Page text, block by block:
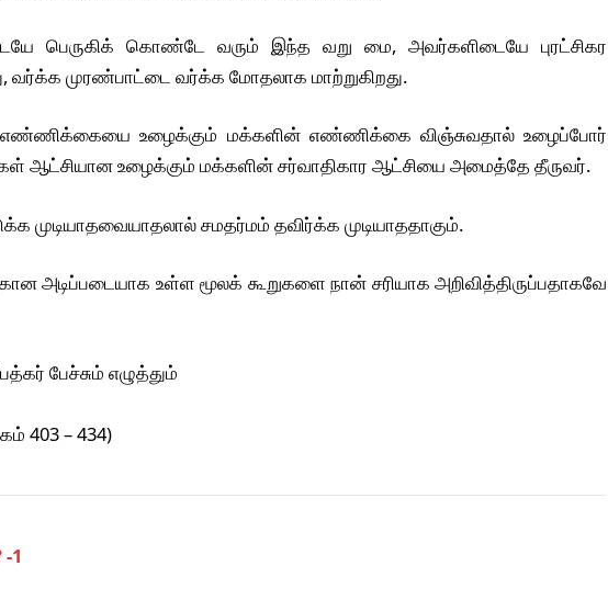
பெருகிக் கொண்டே வரும் இந்த வறு மை, அவர்களிடையே புரட்சிகர
முரண்பாட்டை வர்க்க மோதலாக மாற்றுகிறது.
உழைக்கும் மக்களின் எண்ணிக்கை விஞ்சுவதால் உழைப்போர்
ஆட்சியான உழைக்கும் மக்களின் சர்வாதிகார ஆட்சியை அமைத்தே தீருவர்.
முடியாதவையாதலால் சமதர்மம் தவிர்க்க முடியாததாகும்.
அடிப்படையாக உள்ள மூலக் கூறுகளை நான் சரியாக அறிவித்திருப்பதாகவே
பேச்சும் எழுத்தும்
403 – 434)
1